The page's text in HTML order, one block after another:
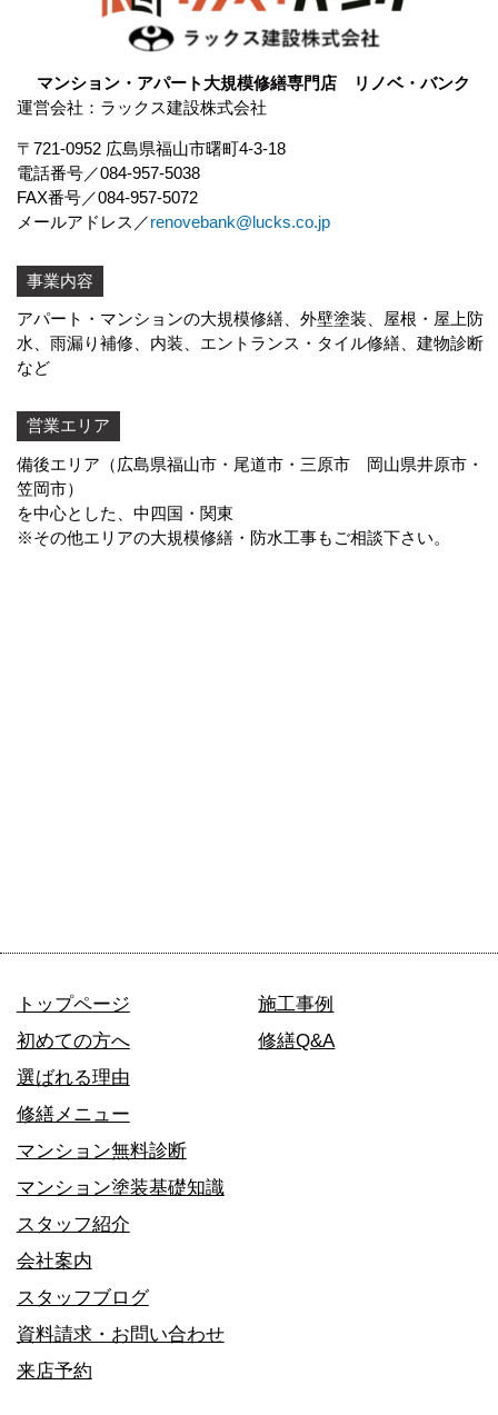
マンション・アパート大規模修繕専門店 リノベ・バンク
運営会社：ラックス建設株式会社
〒721-0952 広島県福山市曙町4-3-18
電話番号
084-957-5038
FAX番号
084-957-5072
メールアドレス
renovebank@lucks.co.jp
事業内容
アパート・マンションの大規模修繕、外壁塗装、屋根・屋上防
水、雨漏り補修 、内装、エントランス・タイル修繕、建物診断
など
営業エリア
備後エリア（広島県福山市・尾道市・三原市 岡山県井原市・
笠岡市）
を中心とした、中四国・関東
※その他エリアの大規模修繕・防水工事もご相談下さい。
トップページ
初めての方へ
選ばれる理由
修繕メニュー
マンション無料診断
マンション塗装基礎知識
施工事例
修繕Q&A
スタッフ紹介
会社案内
スタッフブログ
資料請求・お問い合わせ
来店予約